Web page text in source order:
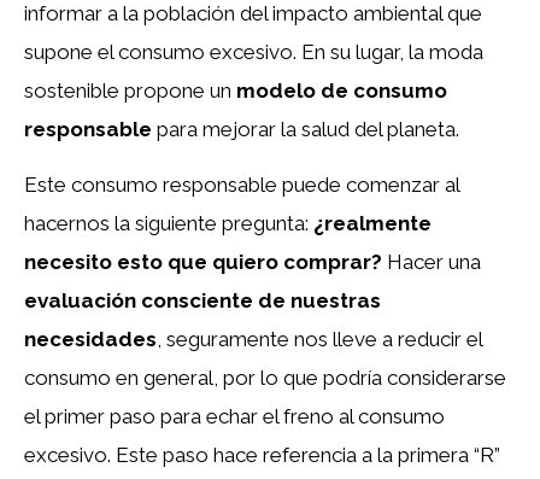
informar a la población del impacto ambiental que
supone el consumo excesivo. En su lugar, la moda
sostenible propone un modelo de consumo
responsable para mejorar la salud del planeta.
Este consumo responsable puede comenzar al
hacernos la siguiente pregunta: ¿realmente
necesito esto que quiero comprar? Hacer una
evaluación consciente de nuestras
necesidades, seguramente nos lleve a reducir el
consumo en general, por lo que podría considerarse
el primer paso para echar el freno al consumo
excesivo. Este paso hace referencia a la primera “R”